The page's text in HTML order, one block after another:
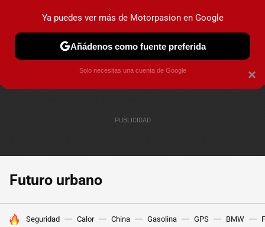
PRUEBAS COCHES ELÉCTRICOS OBSERVATORIO
Futuro urbano
HOY SE HABLA DE
Seguridad Calor China Gasolina GPS BMW
×
Ya puedes ver más de Motorpasion en Google
Añádenos como fuente preferida
Solo necesitas una cuenta de Google